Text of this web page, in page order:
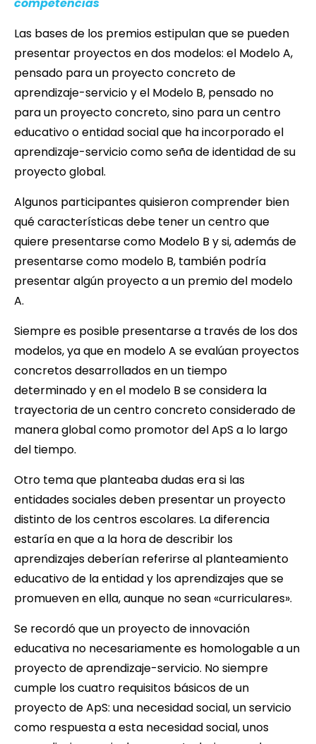
competencias
Las bases de los premios estipulan que se pueden
presentar proyectos en dos modelos: el Modelo A,
pensado para un proyecto concreto de
aprendizaje-servicio y el Modelo B, pensado no
para un proyecto concreto, sino para un centro
educativo o entidad social que ha incorporado el
aprendizaje-servicio como seña de identidad de su
proyecto global.
Algunos participantes quisieron comprender bien
qué características debe tener un centro que
quiere presentarse como Modelo B y si, además de
presentarse como modelo B, también podría
presentar algún proyecto a un premio del modelo
A.
Siempre es posible presentarse a través de los dos
modelos, ya que en modelo A se evalúan proyectos
concretos desarrollados en un tiempo
determinado y en el modelo B se considera la
trayectoria de un centro concreto considerado de
manera global como promotor del ApS a lo largo
del tiempo.
Otro tema que planteaba dudas era si las
entidades sociales deben presentar un proyecto
distinto de los centros escolares. La diferencia
estaría en que a la hora de describir los
aprendizajes deberían referirse al planteamiento
educativo de la entidad y los aprendizajes que se
promueven en ella, aunque no sean «curriculares».
Se recordó que un proyecto de innovación
educativa no necesariamente es homologable a un
proyecto de aprendizaje-servicio. No siempre
cumple los cuatro requisitos básicos de un
proyecto de ApS: una necesidad social, un servicio
como respuesta a esta necesidad social, unos